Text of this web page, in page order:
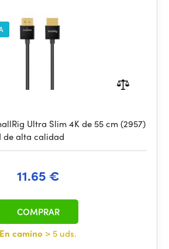
Ultra Slim 4K de 55 cm (2957)
de alta calidad
11.65 €
En camino > 5 uds.
COMPRAR